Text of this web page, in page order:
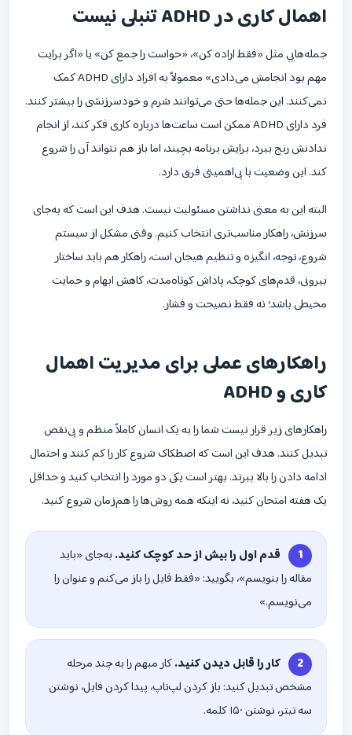
اهمال کاری در ADHD تنبلی نیست
جمله‌هایی مثل «فقط اراده کن»، «حواست را جمع کن» یا «اگر برایت
مهم بود انجامش می‌دادی» معمولاً به افراد دارای ADHD کمک
نمی‌کنند. این جمله‌ها حتی می‌توانند شرم و خودسرزنشی را بیشتر کنند.
فرد دارای ADHD ممکن است ساعت‌ها درباره کاری فکر کند، از انجام
ندادنش رنج ببرد، برایش برنامه بچیند، اما باز هم نتواند آن را شروع
کند. این وضعیت با بی‌اهمیتی فرق دارد.
البته این به معنی نداشتن مسئولیت نیست. هدف این است که به‌جای
سرزنش، راهکار مناسب‌تری انتخاب کنیم. وقتی مشکل از سیستم
شروع، توجه، انگیزه و تنظیم هیجان است، راهکار هم باید ساختار
بیرونی، قدم‌های کوچک، پاداش کوتاه‌مدت، کاهش ابهام و حمایت
محیطی باشد؛ نه فقط نصیحت و فشار.
راهکارهای عملی برای مدیریت اهمال
کاری و ADHD
راهکارهای زیر قرار نیست شما را به یک انسان کاملاً منظم و بی‌نقص
تبدیل کنند. هدف این است که اصطکاک شروع کار را کم کنند و احتمال
ادامه دادن را بالا ببرند. بهتر است یکی دو مورد را انتخاب کنید و حداقل
یک هفته امتحان کنید، نه اینکه همه روش‌ها را هم‌زمان شروع کنید.
قدم اول را بیش از حد کوچک کنید. به‌جای «باید
مقاله را بنویسم»، بگویید: «فقط فایل را باز می‌کنم و عنوان را
می‌نویسم.»
کار را قابل دیدن کنید.کار مبهم را به چند مرحله
مشخص تبدیل کنید: باز کردن لپ‌تاپ، پیدا کردن فایل، نوشتن
سه تیتر، نوشتن ۱۵۰ کلمه.